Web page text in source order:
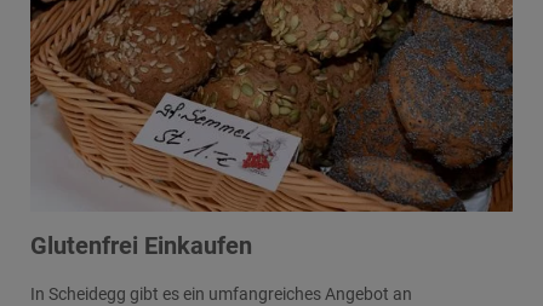
Glutenfrei Einkaufen
In Scheidegg gibt es ein umfangreiches Angebot an